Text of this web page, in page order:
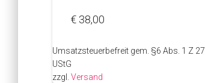
€ 38,00
Umsatzsteuerbefreit gem. §6 Abs. 1 Z 27
UStG
zzgl. Versand